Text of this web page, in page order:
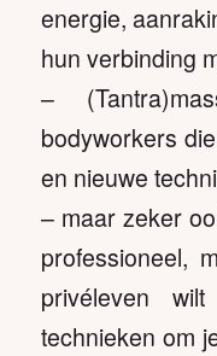
energie,
hun verbinding
–
bodyworkers
en nieuwe
– maar zeker
professioneel,
privéleven
technieken om